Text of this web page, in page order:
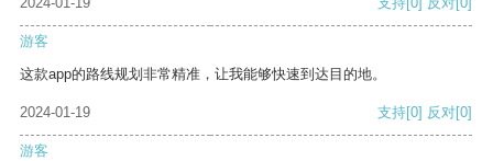
游客
这款app的路线规划非常精准，让我能够快速到达目的地。
2024-01-19 支持[0] 反对[0]
游客